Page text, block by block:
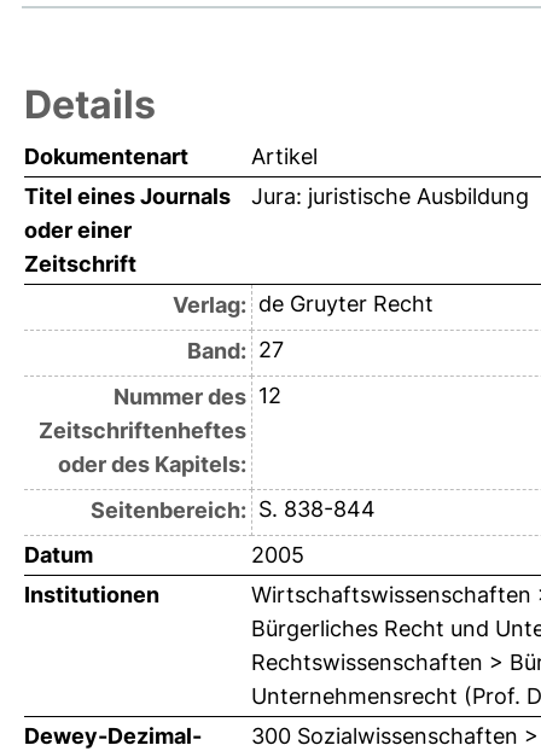
Details
Dokumentenart
Artikel
Titel eines Journals
oder einer
Zeitschrift
Jura: juristische Ausbildung
Verlag: de Gruyter Recht
Band: 27
Nummer des
Zeitschriftenheftes
oder des Kapitels:
12
Seitenbereich: S. 838-844
Datum
2005
Institutionen
Wirtschaftswissenschaften
Bürgerliches Recht und
Rechtswissenschaften >
Unternehmensrecht (Prof.
Dewey-Dezimal-
300 Sozialwissenschaften